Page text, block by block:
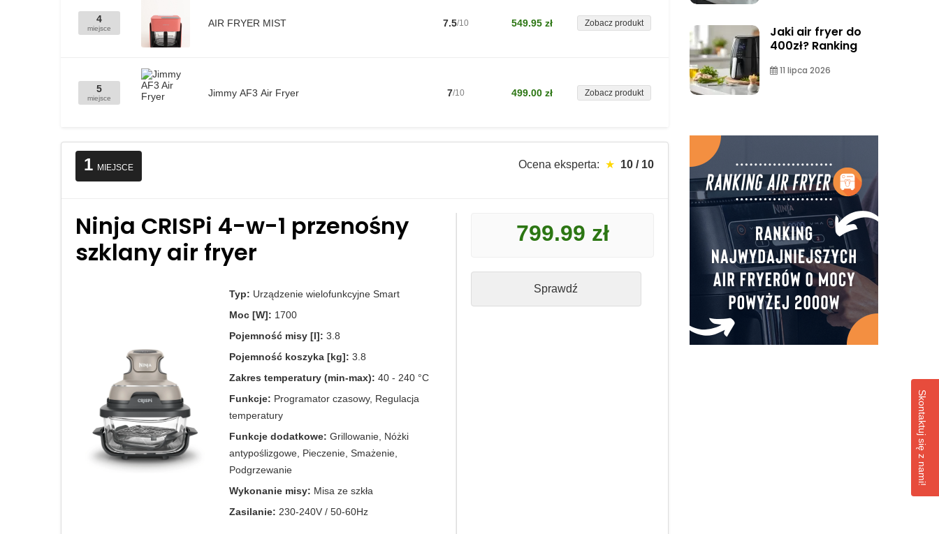
4
miejsce AIR FRYER MIST 7.5/10 549.95 zł Zobacz produkt
5
miejsce Jimmy AF3 Air Fryer 7/10 499.00 zł Zobacz produkt
1 MIEJSCE Ocena eksperta: ★ 10 / 10
Ninja CRISPi 4-w-1 przenośny
szklany air fryer
Typ: Urządzenie wielofunkcyjne Smart
Moc [W]: 1700
Pojemność misy [l]: 3.8
Pojemność koszyka [kg]: 3.8
Zakres temperatury (min-max): 40 - 240 °C
Funkcje: Programator czasowy, Regulacja
temperatury
Funkcje dodatkowe: Grillowanie, Nóżki
antypoślizgowe, Pieczenie, Smażenie,
Podgrzewanie
Wykonanie misy: Misa ze szkła
Zasilanie: 230-240V / 50-60Hz
799.99 zł
Sprawdź
Jaki air fryer do
400zł? Ranking
11 lipca 2026
Skontaktuj się z nami!